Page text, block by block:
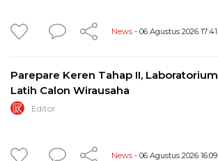
News - 06 Agustus 2026 17:41
Parepare Keren Tahap II, Laboratorium
Latih Calon Wirausaha
Editor
News - 06 Agustus 2026 16:09